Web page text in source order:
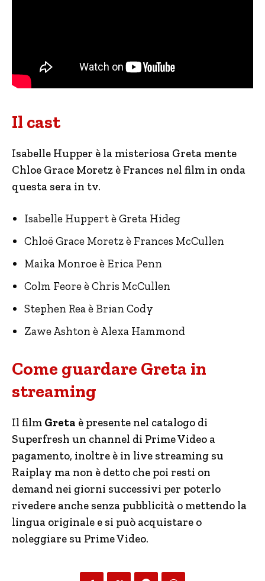
Il cast
Isabelle Hupper è la misteriosa Greta mente
Chloe Grace Moretz è Frances nel film in onda
questa sera in tv.
Isabelle Huppert è Greta Hideg
Chloë Grace Moretz è Frances McCullen
Maika Monroe è Erica Penn
Colm Feore è Chris McCullen
Stephen Rea è Brian Cody
Zawe Ashton è Alexa Hammond
Come guardare Greta in
streaming
Il film Greta è presente nel catalogo di
Superfresh un channel di Prime Video a
pagamento, inoltre è in live streaming su
Raiplay ma non è detto che poi resti on
demand nei giorni successivi per poterlo
rivedere anche senza pubblicità o mettendo la
lingua originale e si può acquistare o
noleggiare su Prime Video.